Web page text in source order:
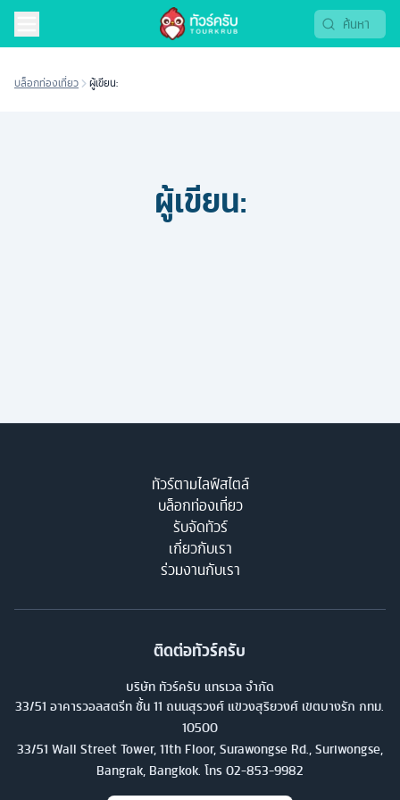
บล็อกท่องเที่ยว ผู้เขียน:
ผู้เขียน:
ทัวร์ตามไลฟ์สไตล์
บล็อกท่องเที่ยว
รับจัดทัวร์
เกี่ยวกับเรา
ร่วมงานกับเรา
ติดต่อทัวร์ครับ
บริษัท ทัวร์ครับ แทรเวล จำกัด
33/51 อาคารวอลสตรีท ชั้น 11 ถนนสุรวงศ์ แขวงสุริยวงศ์ เขตบางรัก กทม.
10500
33/51 Wall Street Tower, 11th Floor, Surawongse Rd., Suriwongse,
Bangrak, Bangkok. โทร 02-853-9982